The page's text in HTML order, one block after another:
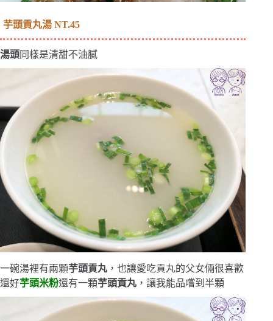
芋頭貢丸湯 NT.45
湯頭同樣是清甜不油膩
一碗湯裡有兩顆芋頭貢丸 ，也讓愛吃貢丸的父女倆很喜歡
還好芋頭米粉還有一顆芋頭貢丸 ，讓我能品嚐到半顆